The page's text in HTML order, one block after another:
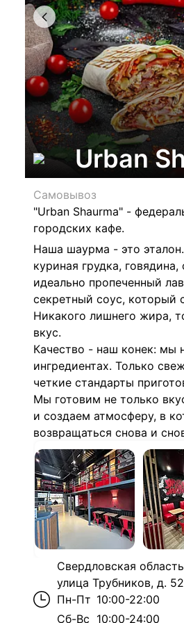
Urban
Самовывоз
"Urban Shaurma" -
городских кафе.
Наша шаурма - это
куриная грудка,
идеально пропеченный
секретный соус, который
Никакого лишнего жира,
вкус.
Качество - наш конек: мы
ингредиентах. Только
четкие стандарты
Мы готовим не только
и создаем атмосферу, в
возвращаться снова и
Свердловская
улица Трубников, д.
Пн-Пт 10:00-22:00
Сб-Вс 10:00-24:00